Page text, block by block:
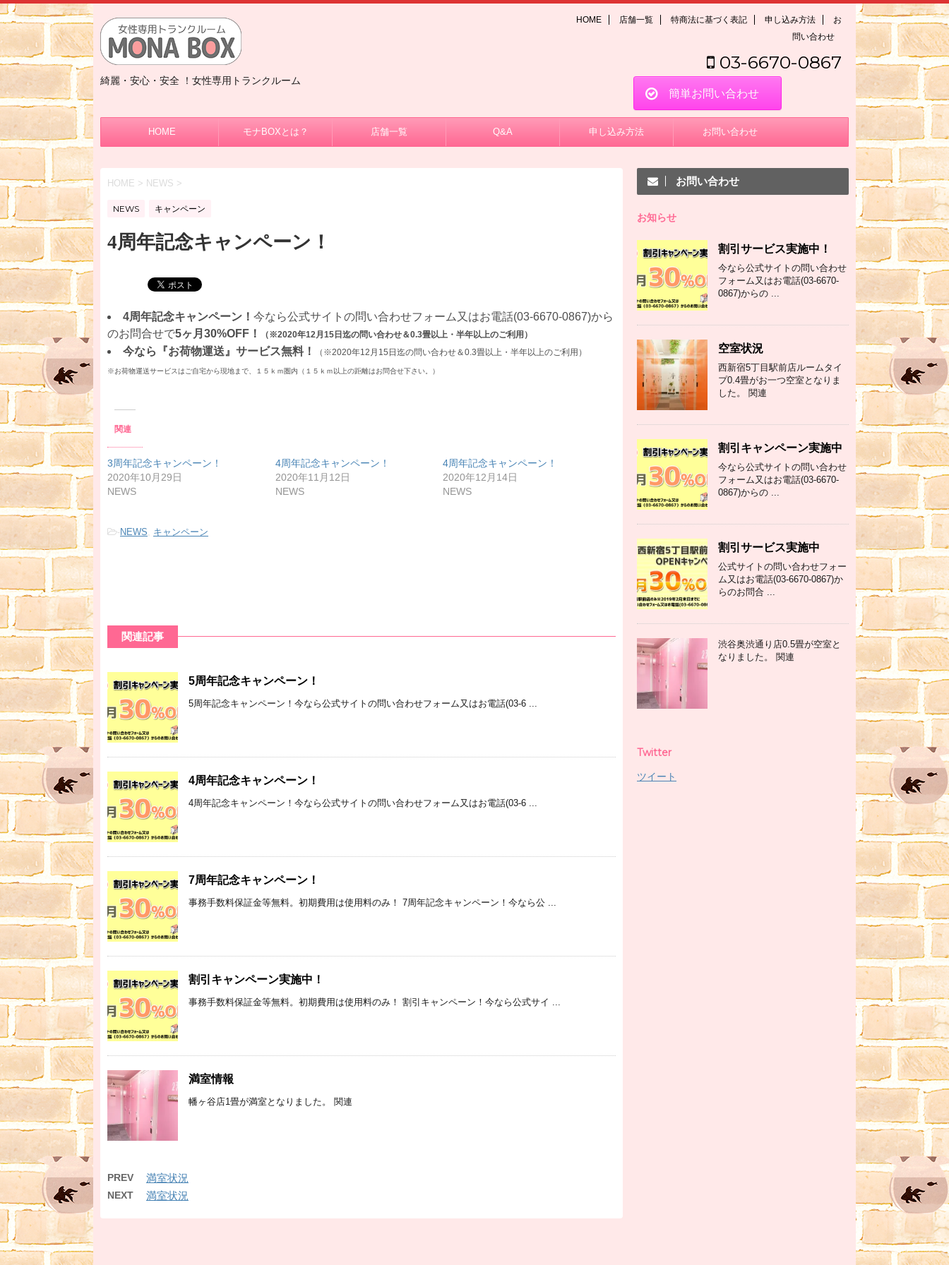
綺麗・安心・安全 ！女性専用トランクルーム
HOME 店舗一覧 特商法に基づく表記 申し込み方法
お
問い合わせ
03-6670-0867
簡単お問い合わせ
HOME モナBOXとは？ 店舗一覧 Q&A 申し込み方法 お問い合わせ
HOME > NEWS >
NEWS キャンペーン
4周年記念キャンペーン！
4周年記念キャンペーン！ 今なら公式サイトの問い合わせフォーム又はお電話(03-6670-0867)から
のお問合せで5ヶ月30%OFF！ （※2020年12月15日迄の問い合わせ＆0.3畳以上・半年以上のご利用）
今なら『お荷物運送』サービス無料！ （※2020年12月15日迄の問い合わせ＆0.3畳以上・半年以上のご利用）
※お荷物運送サービスはご自宅から現地まで、１５ｋｍ圏内（１５ｋｍ以上の距離はお問合せ下さい。）
関連
3周年記念キャンペーン！
2020年10月29日
NEWS
4周年記念キャンペーン！
2020年11月12日
NEWS
4周年記念キャンペーン！
2020年12月14日
NEWS
-NEWS, キャンペーン
関連記事
5周年記念キャンペーン！
5周年記念キャンペーン！今なら公式サイトの問い合わせフォーム又はお電話(03-6 ...
4周年記念キャンペーン！
4周年記念キャンペーン！今なら公式サイトの問い合わせフォーム又はお電話(03-6 ...
7周年記念キャンペーン！
事務手数料保証金等無料。初期費用は使用料のみ！ 7周年記念キャンペーン！今なら公 ...
割引キャンペーン実施中！
事務手数料保証金等無料。初期費用は使用料のみ！ 割引キャンペーン！今なら公式サイ ...
満室情報
幡ヶ谷店1畳が満室となりました。 関連
PREV 満室状況
NEXT 満室状況
お問い合わせ
お知らせ
割引サービス実施中！
今なら公式サイトの問い合わせ
フォーム又はお電話(03-6670-
0867)からの ...
空室状況
西新宿5丁目駅前店ルームタイ
プ0.4畳がお一つ空室となりま
した。 関連
割引キャンペーン実施中
今なら公式サイトの問い合わせ
フォーム又はお電話(03-6670-
0867)からの ...
割引サービス実施中
公式サイトの問い合わせフォー
ム又はお電話(03-6670-0867)か
らのお問合 ...
渋谷奥渋通り店0.5畳が空室と
なりました。 関連
Twitter
ツイート